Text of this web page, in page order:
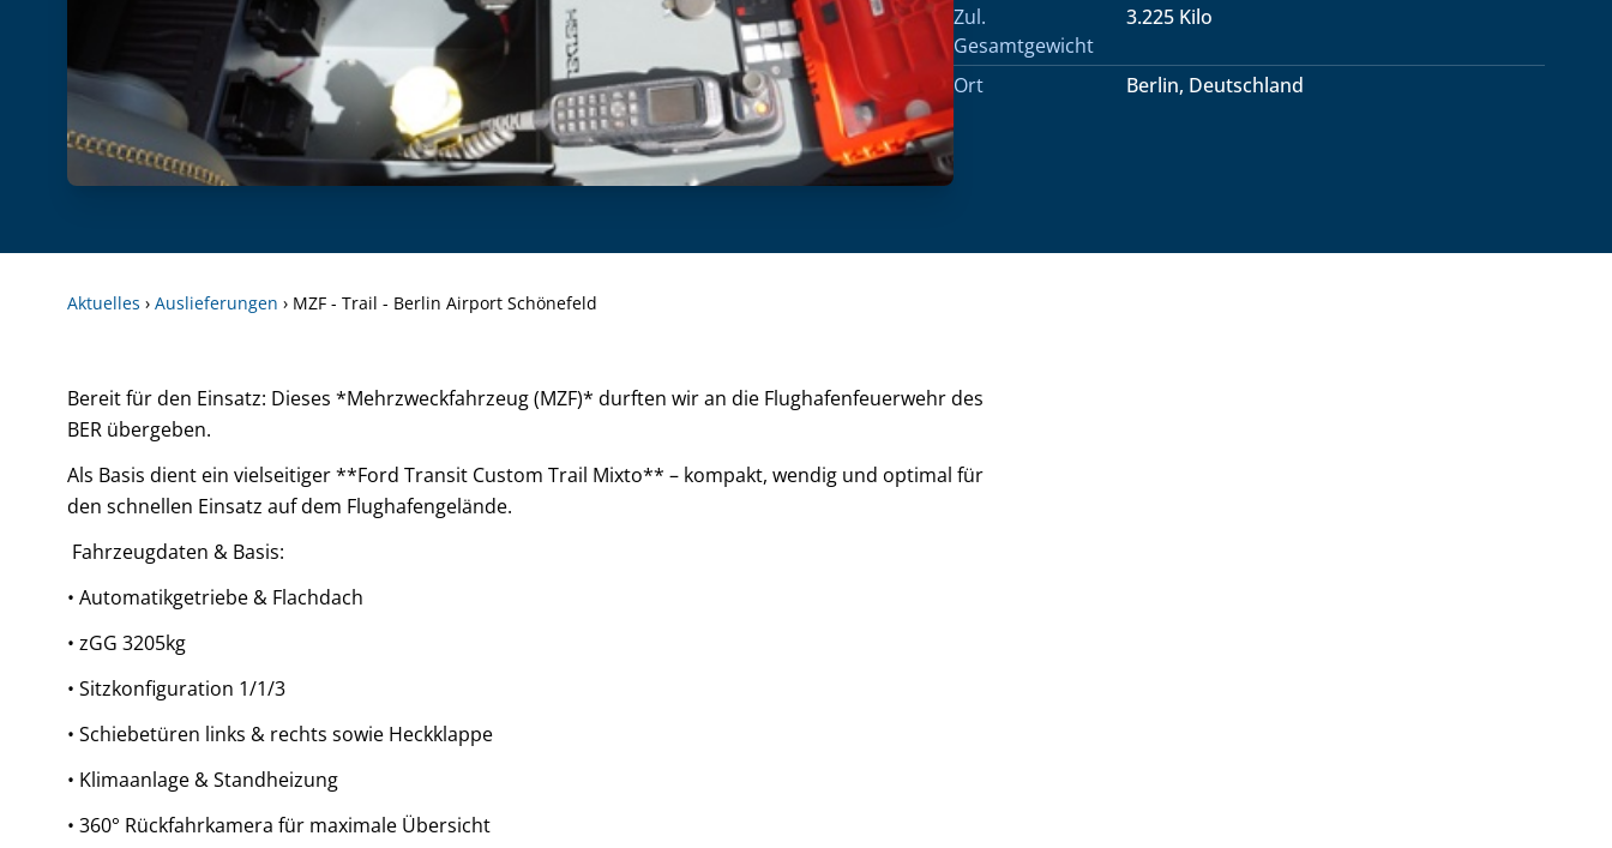
Zul.
Gesamtgewicht
3.225 Kilo
Ort Berlin, Deutschland
Aktuelles › Auslieferungen › MZF - Trail - Berlin Airport Schönefeld
Bereit für den Einsatz: Dieses *Mehrzweckfahrzeug (MZF)* durften wir an die Flughafenfeuerwehr des
BER übergeben.
Als Basis dient ein vielseitiger **Ford Transit Custom Trail Mixto** – kompakt, wendig und optimal für
den schnellen Einsatz auf dem Flughafengelände.
Fahrzeugdaten & Basis:
• Automatikgetriebe & Flachdach
• zGG 3205kg
• Sitzkonfiguration 1/1/3
• Schiebetüren links & rechts sowie Heckklappe
• Klimaanlage & Standheizung
• 360° Rückfahrkamera für maximale Übersicht